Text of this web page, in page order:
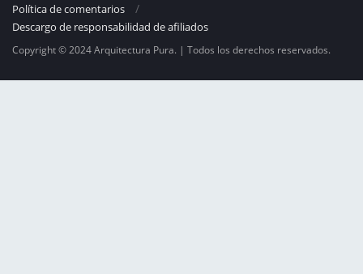
Política de comentarios
Descargo de responsabilidad de afiliados
Copyright © 2024 Arquitectura Pura. | Todos los derechos reservados.